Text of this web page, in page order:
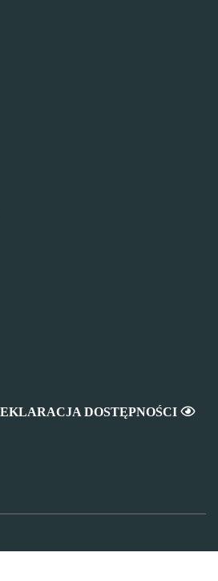
DOSTĘPNOŚCI